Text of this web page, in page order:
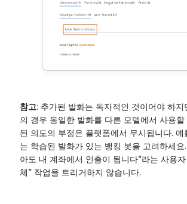
참고: 추가된 발화는 독자적인 것이어야 하지
의 경우 동일한 발화를 다른 모델에서 사용
된 의도의 부정은 플랫폼에서 무시됩니다.
는 학습된 발화가 있는 뱅킹 봇을 고려하세요.
아도 내 계좌에서 인출이 됩니다”라는 사용
체” 작업을 트리거하지 않습니다.